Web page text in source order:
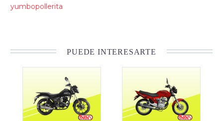
yumbopollerita
PUEDE INTERESARTE